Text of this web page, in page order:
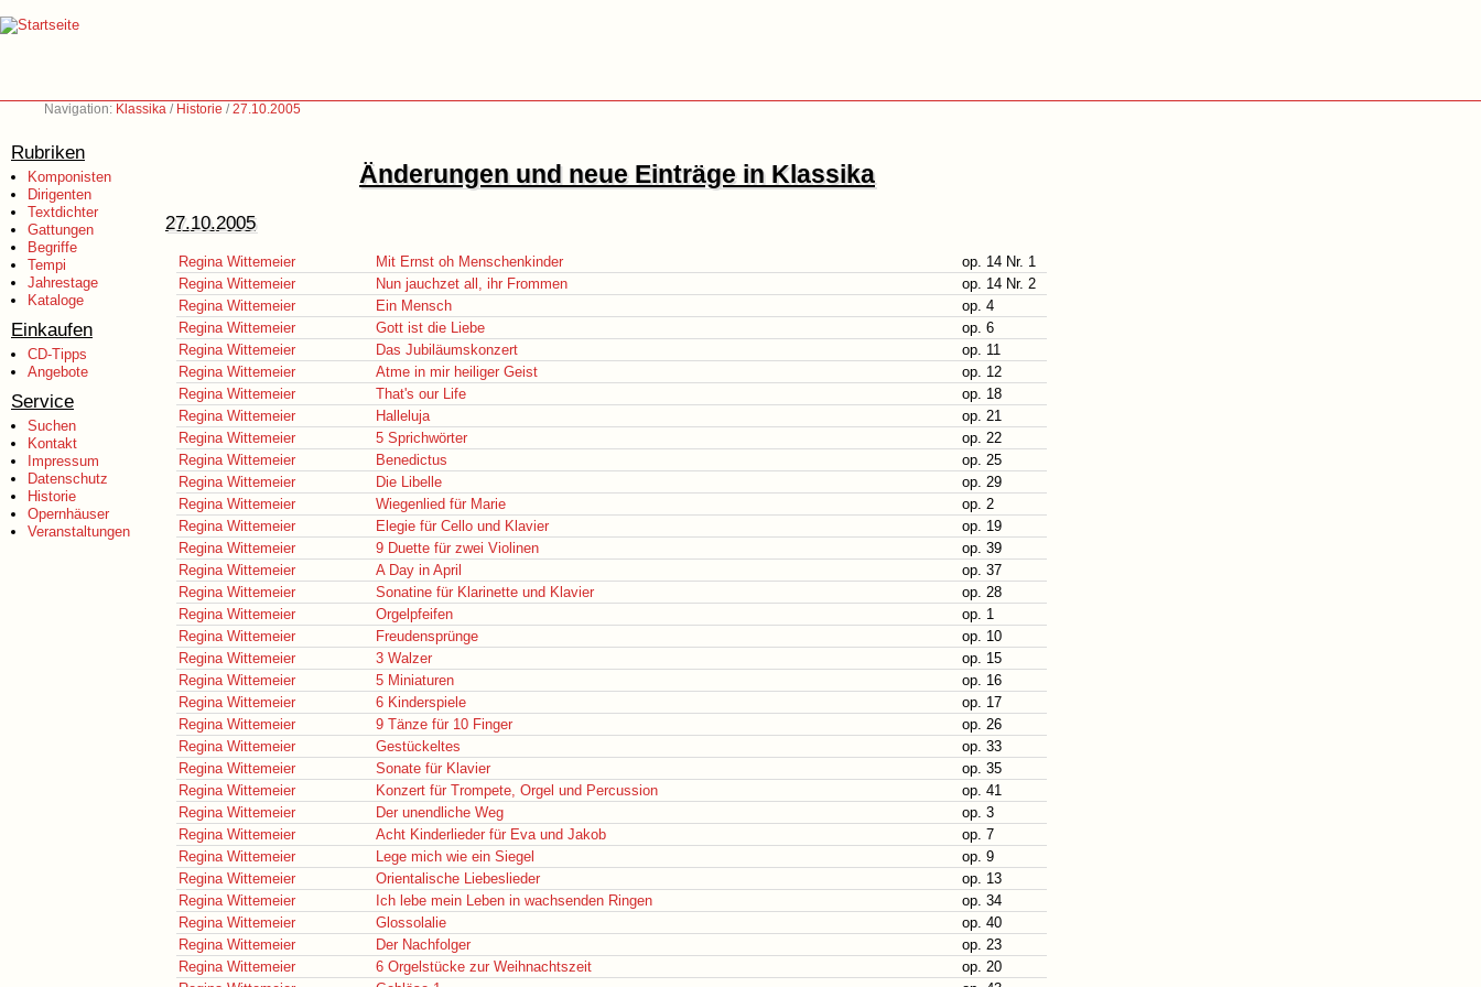
Navigation: Klassika / Historie /27.10.2005
Rubriken
Komponisten
Dirigenten
Textdichter
Gattungen
Begriffe
Tempi
Jahrestage
Kataloge
Einkaufen
CD-Tipps
Angebote
Service
Suchen
Kontakt
Impressum
Datenschutz
Historie
Opernhäuser
Veranstaltungen
Änderungen und neue Einträge in Klassika
27.10.2005
Regina Wittemeier Mit Ernst oh Menschenkinder
op. 14 Nr. 1
Regina Wittemeier
Nun jauchzet all, ihr Frommen
op. 14 Nr. 2
Regina Wittemeier
Ein Mensch
op. 4
Regina Wittemeier
Gott ist die Liebe
op. 6
Regina Wittemeier
Das Jubiläumskonzert
op. 11
Regina Wittemeier
Atme in mir heiliger Geist
op. 12
Regina Wittemeier
That's our Life
op. 18
Regina Wittemeier
Halleluja
op. 21
Regina Wittemeier
5 Sprichwörter
op. 22
Regina Wittemeier
Benedictus
op. 25
Regina Wittemeier
Die Libelle
op. 29
Regina Wittemeier
Wiegenlied für Marie
op. 2
Regina Wittemeier
Elegie für Cello und Klavier
op. 19
Regina Wittemeier
9 Duette für zwei Violinen
op. 39
Regina Wittemeier
A Day in April
op. 37
Regina Wittemeier
Sonatine für Klarinette und Klavier
op. 28
Regina Wittemeier
Orgelpfeifen
op. 1
Regina Wittemeier
Freudensprünge
op. 10
Regina Wittemeier
3 Walzer
op. 15
Regina Wittemeier
5 Miniaturen
op. 16
Regina Wittemeier
6 Kinderspiele
op. 17
Regina Wittemeier
9 Tänze für 10 Finger
op. 26
Regina Wittemeier
Gestückeltes
op. 33
Regina Wittemeier
Sonate für Klavier
op. 35
Regina Wittemeier
Konzert für Trompete, Orgel und Percussion
op. 41
Regina Wittemeier
Der unendliche Weg
op. 3
Regina Wittemeier
Acht Kinderlieder für Eva und Jakob
op. 7
Regina Wittemeier
Lege mich wie ein Siegel
op. 9
Regina Wittemeier
Orientalische Liebeslieder
op. 13
Regina Wittemeier
Ich lebe mein Leben in wachsenden Ringen
op. 34
Regina Wittemeier
Glossolalie
op. 40
Regina Wittemeier
Der Nachfolger
op. 23
Regina Wittemeier
6 Orgelstücke zur Weihnachtszeit
op. 20